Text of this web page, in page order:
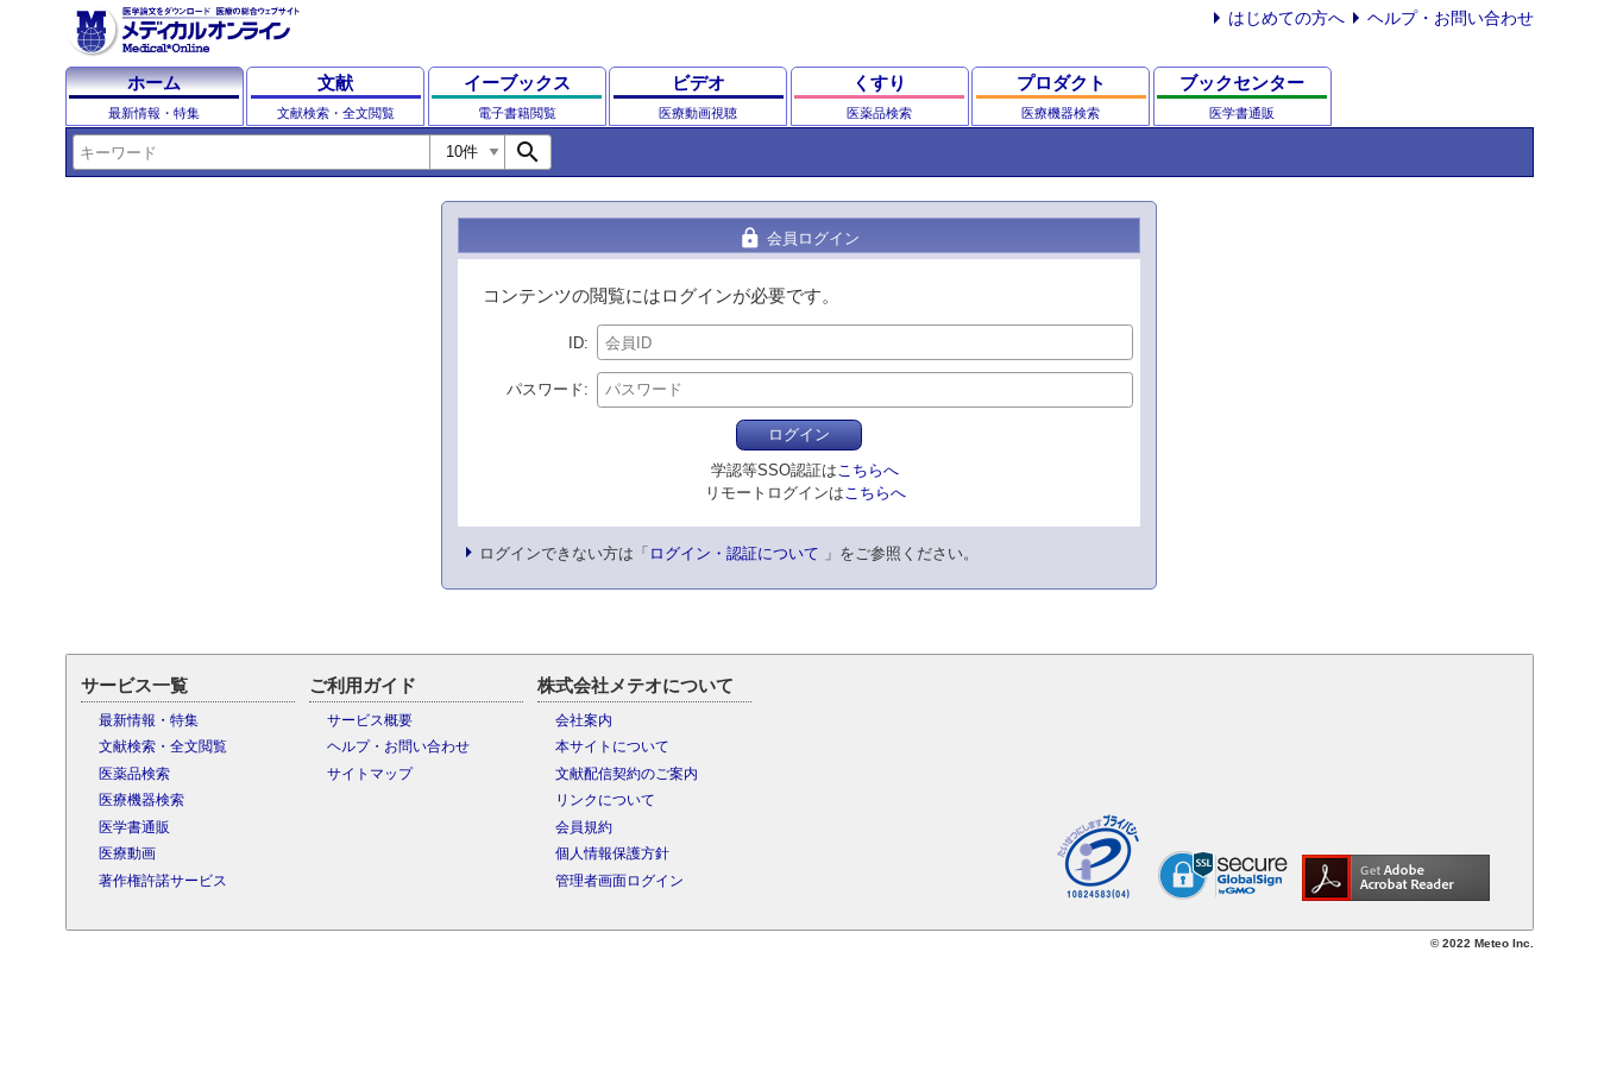
はじめての方へ ヘルプ・お問い合わせ
ホーム
最新情報・特集
文献
文献検索・全文閲覧
イーブックス
電子書籍閲覧
ビデオ
医療動画視聴
くすり
医薬品検索
プロダクト
医療機器検索
ブックセンター
医学書通販
search
lock 会員ログイン
コンテンツの閲覧にはログインが必要です。
ID
パスワード
ログイン
学認等SSO認証は こちらへ
リモートログインは こちらへ
ログインできない方は「 ログイン・認証について 」をご参照ください。
サービス一覧
最新情報・特集
文献検索・全文閲覧
医薬品検索
医療機器検索
医学書通販
医療動画
著作権許諾サービス
ご利用ガイド
サービス概要
ヘルプ・お問い合わせ
サイトマップ
株式会社メテオについて
会社案内
本サイトについて
文献配信契約のご案内
リンクについて
会員規約
個人情報保護方針
管理者画面ログイン
© 2022 Meteo Inc.